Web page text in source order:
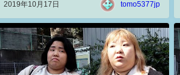
2019年10月17日
tomo5377jp